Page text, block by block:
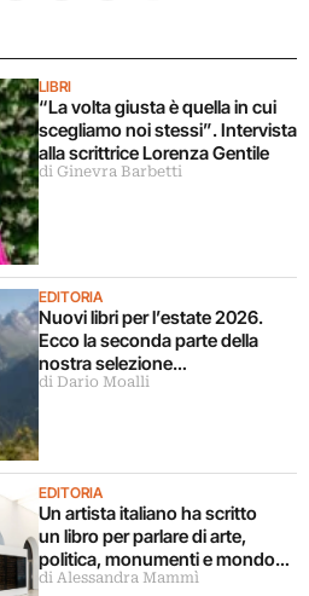
LIBRI
“La volta giusta è quella in cui
scegliamo noi stessi”. Intervista
alla scrittrice Lorenza Gentile
di Ginevra Barbetti
EDITORIA
Nuovi libri per l’estate 2026.
Ecco la seconda parte della
nostra selezione…
di Dario Moalli
EDITORIA
Un artista italiano ha scritto
un libro per parlare di arte,
politica, monumenti e mondo
militare
di Alessandra Mammì